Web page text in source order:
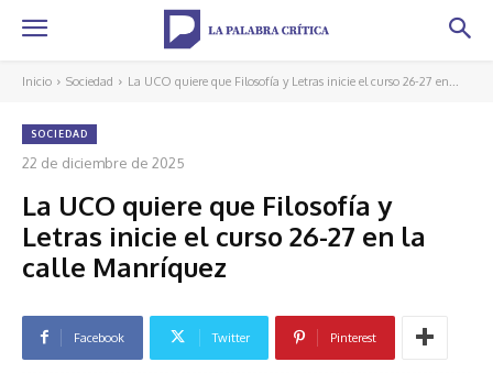
Inicio Sociedad La UCO quiere que Filosofía y Letras inicie el curso 26-27 en...
SOCIEDAD
22 de diciembre de 2025
La UCO quiere que Filosofía y
Letras inicie el curso 26-27 en la
calle Manríquez
Facebook Twitter Pinterest